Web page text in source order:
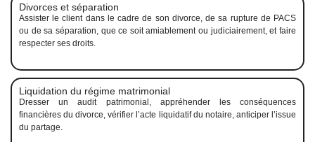
Divorces et séparation
Assister le client dans le cadre de son divorce, de sa rupture de PACS
ou de sa séparation, que ce soit amiablement ou judiciairement, et faire
respecter ses droits.
Liquidation du régime matrimonial
Dresser un audit patrimonial, appréhender les conséquences
financières du divorce, vérifier l’acte liquidatif du notaire, anticiper l’issue
du partage.